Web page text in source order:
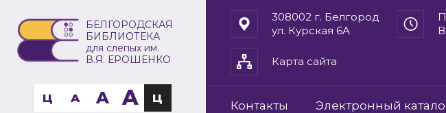
БЕЛГОРОДСКАЯ
БИБЛИОТЕКА
для слепых им.
В.Я. ЕРОШЕНКО
Ц A A A Ц
308002 г. Белгород
ул. Курская 6А
Карта сайта
Контакты Электронный